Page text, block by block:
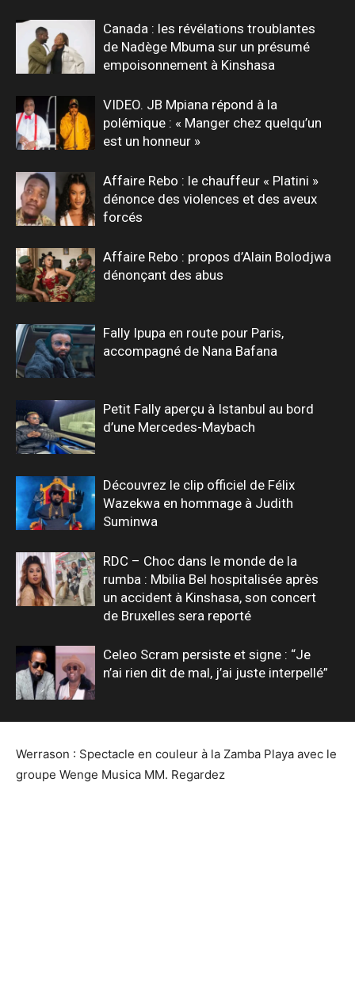
Canada : les révélations troublantes
de Nadège Mbuma sur un présumé
empoisonnement à Kinshasa
VIDEO. JB Mpiana répond à la
polémique : « Manger chez quelqu’un
est un honneur »
Affaire Rebo : le chauffeur « Platini »
dénonce des violences et des aveux
forcés
Affaire Rebo : propos d’Alain Bolodjwa
dénonçant des abus
Fally Ipupa en route pour Paris,
accompagné de Nana Bafana
Petit Fally aperçu à Istanbul au bord
d’une Mercedes-Maybach
Découvrez le clip officiel de Félix
Wazekwa en hommage à Judith
Suminwa
RDC – Choc dans le monde de la
rumba : Mbilia Bel hospitalisée après
un accident à Kinshasa, son concert
de Bruxelles sera reporté
Celeo Scram persiste et signe : “Je
n’ai rien dit de mal, j’ai juste interpellé”
Werrason : Spectacle en couleur à la Zamba Playa avec le
groupe Wenge Musica MM. Regardez